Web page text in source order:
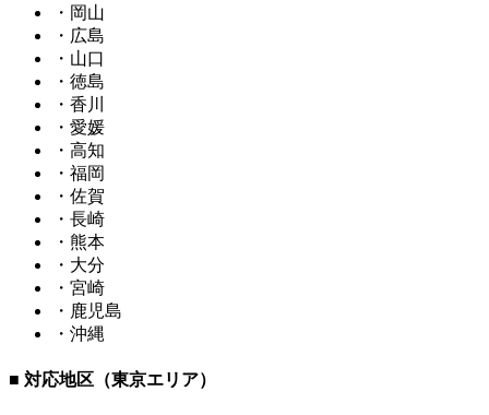
・岡山
・広島
・山口
・徳島
・香川
・愛媛
・高知
・福岡
・佐賀
・長崎
・熊本
・大分
・宮崎
・鹿児島
・沖縄
■ 対応地区（東京エリア）